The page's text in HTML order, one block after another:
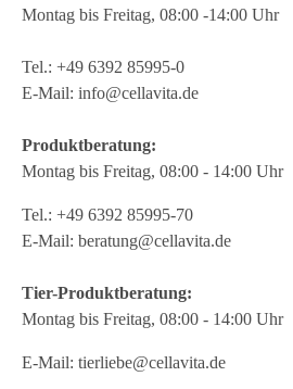
Montag bis Freitag, 08:00 -14:00 Uhr
Tel.: +49 6392 85995-0
E-Mail: info@cellavita.de
Produktberatung:
Montag bis Freitag, 08:00 - 14:00 Uhr
Tel.: +49 6392 85995-70
E-Mail: beratung@cellavita.de
Tier-Produktberatung:
Montag bis Freitag, 08:00 - 14:00 Uhr
E-Mail: tierliebe@cellavita.de